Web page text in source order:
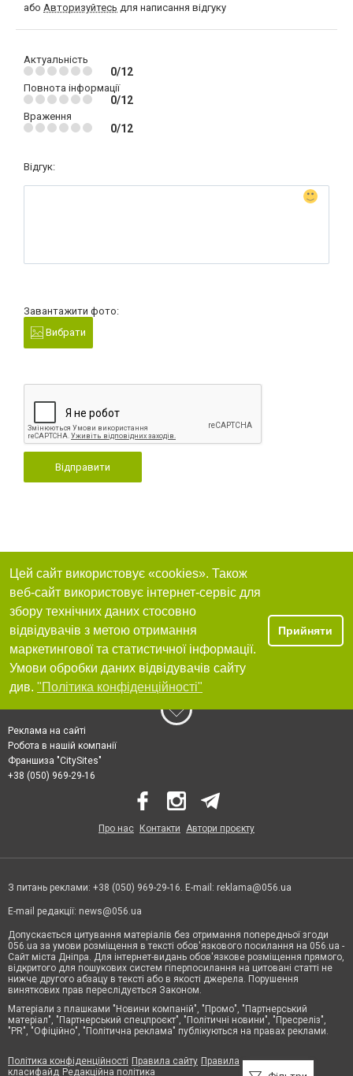
або Авторизуйтесь для написання відгуку
Актуальність
0/12
Повнота інформації
0/12
Враження
0/12
Відгук:
Завантажити фото:
Вибрати
Відправити
Цей сайт використовує «cookies». Також
веб-сайт використовує інтернет-сервіс для
збору технічних даних стосовно
відвідувачів з метою отримання
маркетингової та статистичної інформації.
Умови обробки даних відвідувачів сайту
див. "Політика конфіденційності"
Прийняти
Реклама на сайті
Робота в нашій компанії
Франшиза "CitySites"
+38 (050) 969-29-16
Про нас Контакти Автори проєкту
З питань реклами: +38 (050) 969-29-16. E-mail: reklama@056.ua
E-mail редакції: news@056.ua
Допускається цитування матеріалів без отримання попередньої згоди
056.ua за умови розміщення в тексті обов'язкового посилання на 056.ua -
Сайт міста Дніпра. Для інтернет-видань обов'язкове розміщення прямого,
відкритого для пошукових систем гіперпосилання на цитовані статті не
нижче другого абзацу в тексті або в якості джерела. Порушення
виняткових прав переслідується Законом.
Матеріали з плашками "Новини компаній", "Промо", "Партнерський
матеріал", "Партнерський спецпроєкт", "Політичні новини", "Пресреліз",
"PR", "Офіційно", "Політична реклама" публікуються на правах реклами.
Політика конфіденційності Правила сайту Правила
класифайд Редакційна політика